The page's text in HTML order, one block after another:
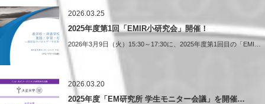
2026.03.25
2025年度第1回「EMIR小研究会」開催！
2026年3月9日（火）15:30～17:30に、2025年度第1回目の「EMI…
2026.03.20
2025年度「EM研究所 学生モニター会議」を開催…